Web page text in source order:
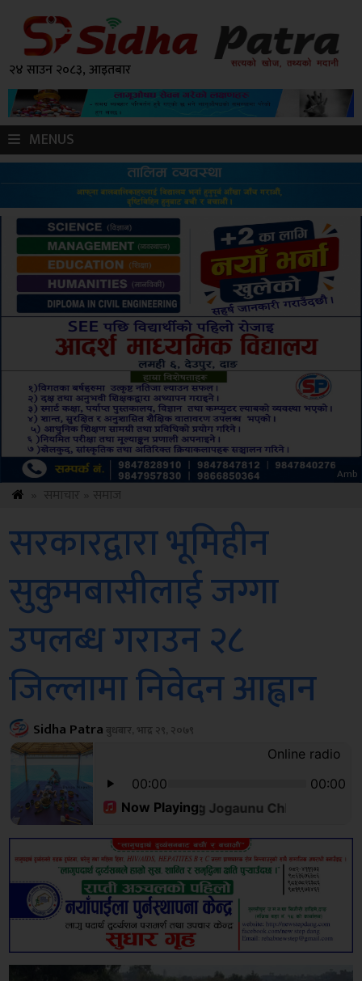
२४ साउन २०८३, आइतबार
MENUS
ksbus
सरकारद्वारा भूमिहीन
सुकुमबासीलाई जग्गा
उपलब्ध गराउन २८
जिल्लामा निवेदन आह्वान
Sidha Patraबुधबार, भाद्र २९, २०७९